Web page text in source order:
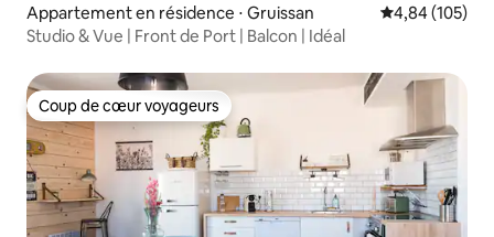
Appartement en résidence ⋅ Gruissan Évaluation
4,84 (105)
Studio & Vue | Front de Port | Balcon | Idéal
Coup de cœur voyageurs
Coup de cœur voyageurs